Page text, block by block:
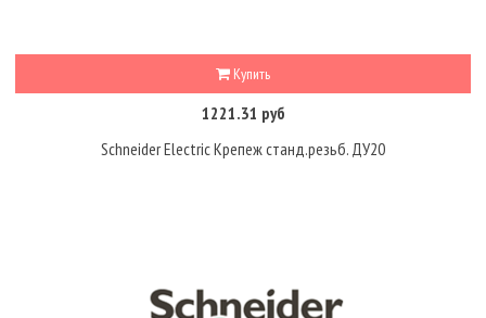
Купить
1221.31 руб
Schneider Electric Крепеж станд.резьб. ДУ20